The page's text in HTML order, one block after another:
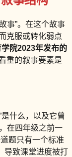
事”。在这个故事
克服或转化弱点
院2023年发布的
重的叙事要素是
什么，以及它曾
在四年级之前一
题只有一个标准
导致课堂进度被打